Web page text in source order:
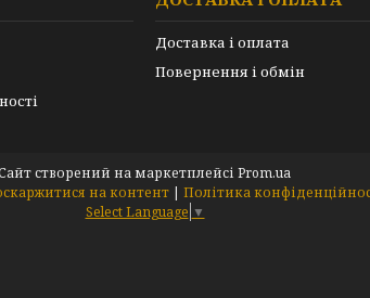
Доставка і оплата
Повернення і обмін
створений на маркетплейсі Prom.ua
на контент | Політика
Select Language ▼